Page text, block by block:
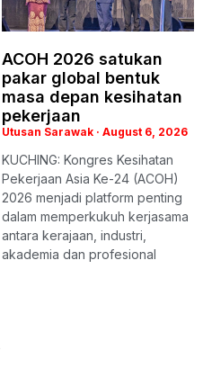
ACOH 2026 satukan
pakar global bentuk
masa depan kesihatan
pekerjaan
Utusan Sarawak August 6, 2026
KUCHING: Kongres Kesihatan
Pekerjaan Asia Ke-24 (ACOH)
2026 menjadi platform penting
dalam memperkukuh kerjasama
antara kerajaan, industri,
akademia dan profesional